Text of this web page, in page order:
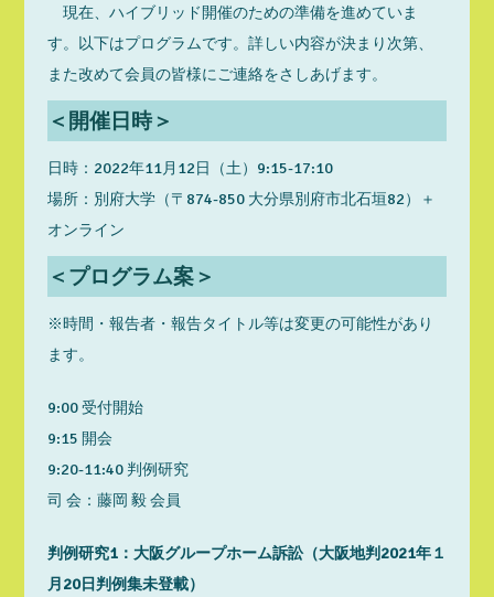
現在、ハイブリッド開催のための準備を進めていま
す。以下はプログラムです。詳しい内容が決まり次第、
また改めて会員の皆様にご連絡をさしあげます。
＜開催日時＞
日時：2022年11月12日（土）9:15-17:10
場所：別府大学（〒874-850 大分県別府市北石垣82）＋
オンライン
＜プログラム案＞
※時間・報告者・報告タイトル等は変更の可能性があり
ます。
9:00 受付開始
9:15 開会
9:20-11:40 判例研究
司 会：藤岡 毅 会員
判例研究1：大阪グループホーム訴訟（大阪地判2021年１
月20日判例集未登載）